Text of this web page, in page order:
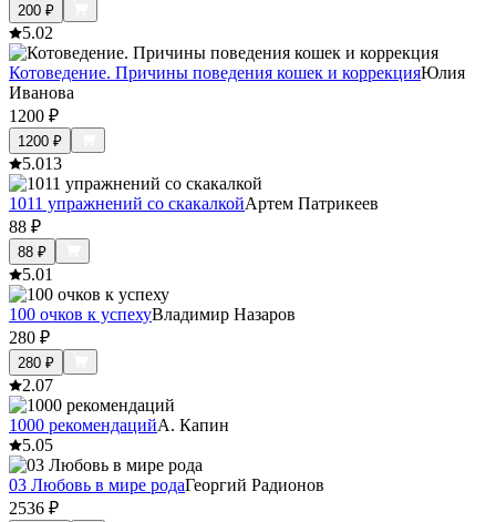
200 ₽
5.02
Котоведение. Причины поведения кошек и коррекцияЮлия
Иванова
1200 ₽
1200 ₽
5.013
1011 упражнений со скакалкойАртем Патрикеев
88 ₽
88 ₽
5.01
100 очков к успехуВладимир Назаров
280 ₽
280 ₽
2.07
1000 рекомендацийА. Капин
5.05
03 Любовь в мире родаГеоргий Радионов
2536 ₽